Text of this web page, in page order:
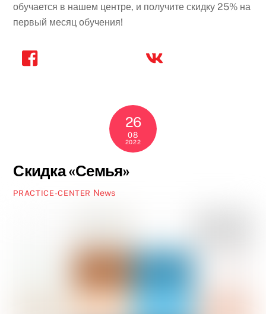
обучается в нашем центре, и получите скидку 25% на
первый месяц обучения!
26
08
2022
Скидка «Семья»
PRACTICE-CENTER News